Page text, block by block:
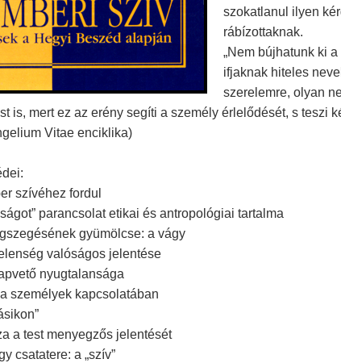
szokatlanul ilyen
rábízottaknak.
„Nem bújhatunk ki
ifjaknak hiteles
szerelemre, olyan
is, mert ez az erény segíti a személy érlelődését, s teszi
Vitae enciklika)
szívéhez fordul
parancsolat etikai és antropológiai tartalma
gyümölcse: a vágy
valóságos jelentése
nyugtalansága
személyek kapcsolatában
a test menyegzős jelentését
csatatere: a „szív”